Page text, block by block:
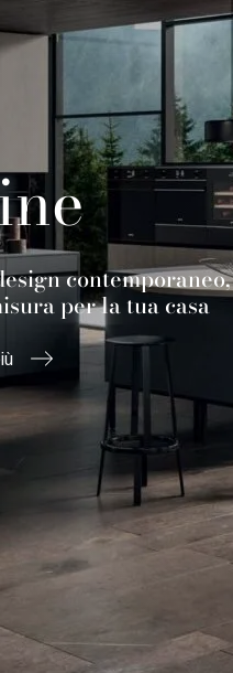
contemporaneo,
per la tua casa